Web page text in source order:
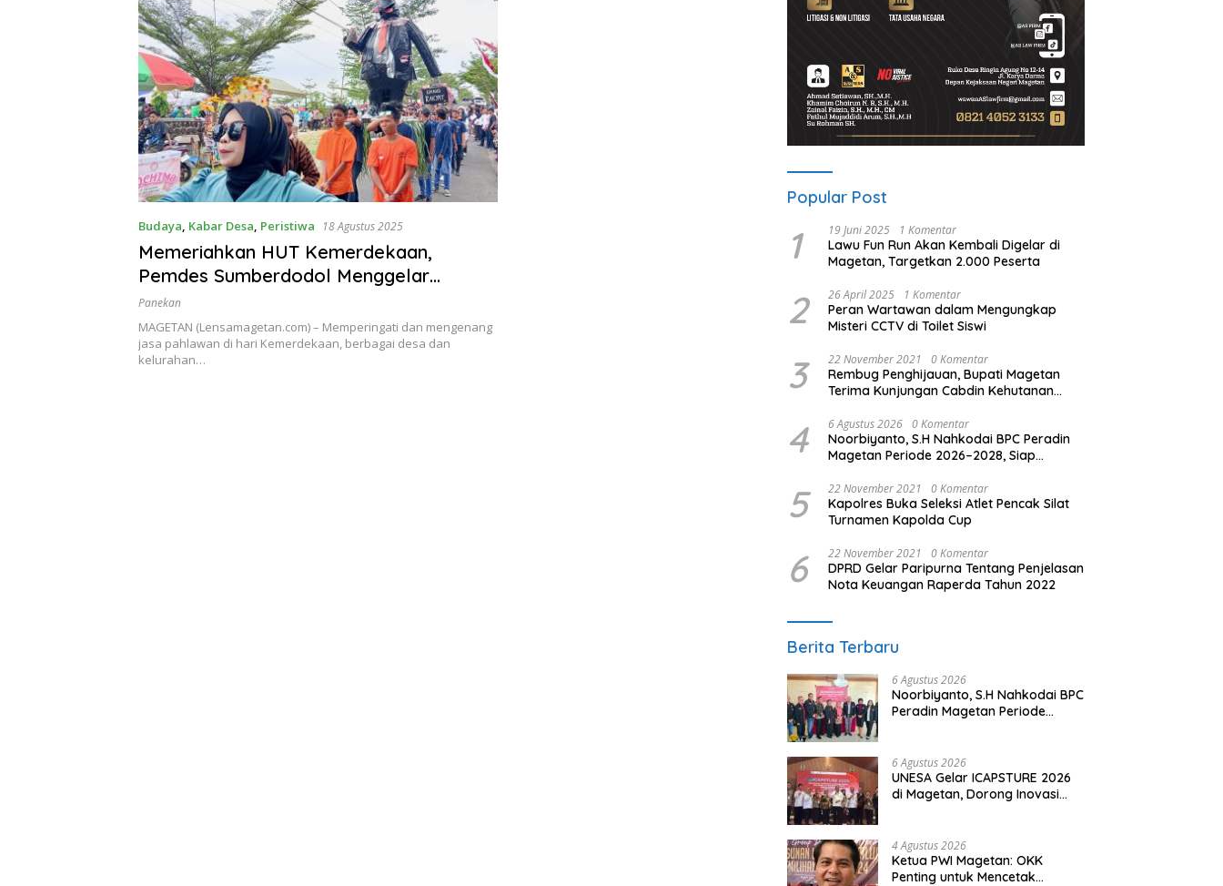
Budaya, Kabar Desa, Peristiwa 18 Agustus 2025
Memeriahkan HUT Kemerdekaan,
Pemdes Sumberdodol Menggelar
Karnaval dan Pengajian
Panekan
MAGETAN (Lensamagetan.com) – Memperingati dan mengenang
jasa pahlawan di hari Kemerdekaan, berbagai desa dan
kelurahan…
Popular Post
1 19 Juni 2025 1 Komentar
Lawu Fun Run Akan Kembali Digelar di
Magetan, Targetkan 2.000 Peserta
2 26 April 2025 1 Komentar
Peran Wartawan dalam Mengungkap
Misteri CCTV di Toilet Siswi
3 22 November 2021 0 Komentar
Rembug Penghijauan, Bupati Magetan
Terima Kunjungan Cabdin Kehutanan
4 6 Agustus 2026 0 Komentar
Noorbiyanto, S.H Nahkodai BPC Peradin
Magetan Periode 2026–2028, Siap
5 22 November 2021 0 Komentar
Kapolres Buka Seleksi Atlet Pencak Silat
Turnamen Kapolda Cup
6 22 November 2021 0 Komentar
DPRD Gelar Paripurna Tentang Penjelasan
Nota Keuangan Raperda Tahun 2022
Berita Terbaru
6 Agustus 2026
Noorbiyanto, S.H Nahkodai BPC
Peradin Magetan Periode
6 Agustus 2026
UNESA Gelar ICAPSTURE 2026
di Magetan, Dorong Inovasi
4 Agustus 2026
Ketua PWI Magetan: OKK
Penting untuk Mencetak